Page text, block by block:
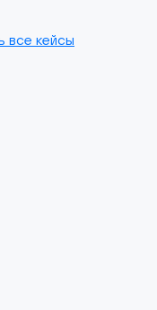
все кейсы